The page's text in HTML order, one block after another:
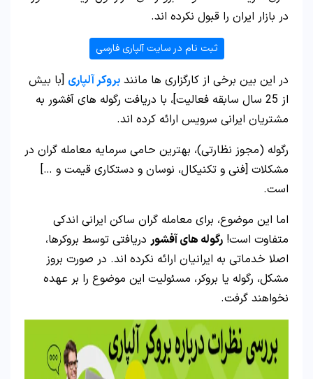
در بازار ایران را قبول نکرده اند.
ثبت نام در سایت آلپاری فارسی
در این بین برخی از کارگزاری ها مانند بروکر آلپاری [با بیش
از 25 سال سابقه فعالیت]، با دریافت رگوله های آفشور به
مشتریان ایرانی سرویس ارائه کرده اند.
رگوله (مجوز نظارتی)، بهترین حامی سرمایه معامله گران در
مشکلات [فنی و تکنیکال، نوسان و دستکاری قیمت و …]
است.
اما این موضوع، برای معامله گران ساکن ایرانی اندکی
متفاوت است! رگوله های آفشور دریافتی توسط بروکرها،
اصلا خدماتی به ایرانیان ارائه نکرده اند. در صورت بروز
مشکل، رگوله یا بروکر، مسئولیت این موضوع را بر عهده
نخواهند گرفت.